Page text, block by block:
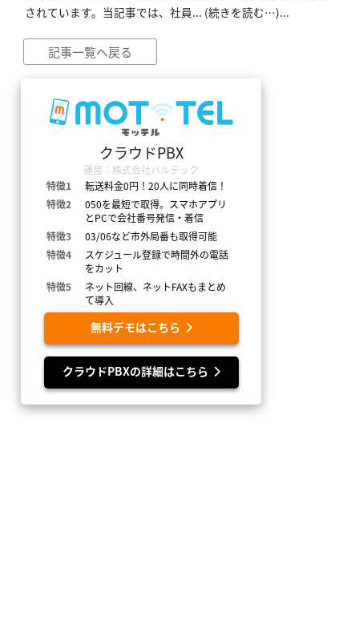
されています。当記事では、社員... (続きを読む…)...
記事一覧へ戻る
クラウドPBX
運営：株式会社バルテック
特徴1
転送料金0円！20人に同時着信！
特徴2
050を最短で取得。スマホアプリ
とPCで会社番号発信・着信
特徴3
03/06など市外局番も取得可能
特徴4
スケジュール登録で時間外の電話
をカット
特徴5
ネット回線、ネットFAXもまとめ
て導入
無料デモはこちら
クラウドPBXの詳細はこちら